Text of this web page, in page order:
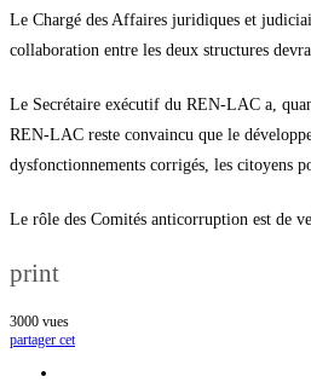
Le Chargé des Affaires juridiques et
collaboration entre les deux structures
Le Secrétaire exécutif du REN-LAC a,
REN-LAC reste convaincu que le
dysfonctionnements corrigés, les citoyens
Le rôle des Comités anticorruption est de
print
3000 vues
partager cet